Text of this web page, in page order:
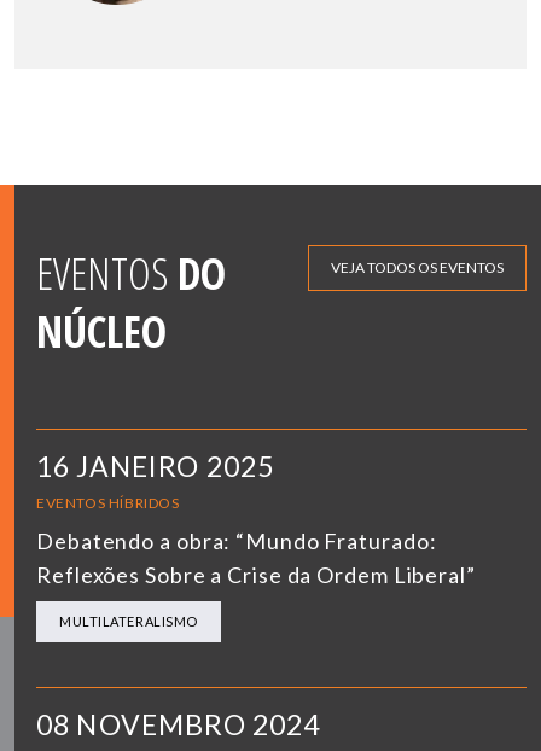
EVENTOS DO
NÚCLEO
VEJA TODOS OS EVENTOS
16 JANEIRO 2025
EVENTOS HÍBRIDOS
Debatendo a obra: “Mundo Fraturado:
Reflexões Sobre a Crise da Ordem Liberal”
MULTILATERALISMO
08 NOVEMBRO 2024